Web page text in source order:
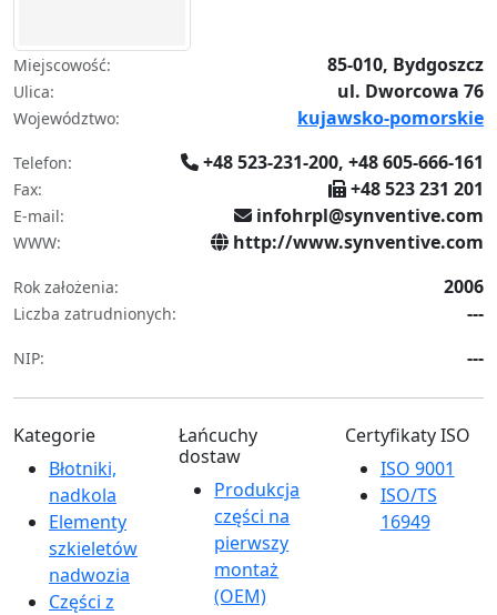
Miejscowość: 85-010, Bydgoszcz
Ulica: ul. Dworcowa 76
Województwo: kujawsko-pomorskie
Telefon: +48 523-231-200, +48 605-666-161
Fax: +48 523 231 201
E-mail: infohrpl@synventive.com
WWW: http://www.synventive.com
Rok założenia: 2006
Liczba zatrudnionych: ---
NIP: ---
Kategorie
Błotniki,
nadkola
Elementy
szkieletów
nadwozia
Części z
Łańcuchy
dostaw
Produkcja
części na
pierwszy
montaż
(OEM)
Certyfikaty ISO
ISO 9001
ISO/TS
16949